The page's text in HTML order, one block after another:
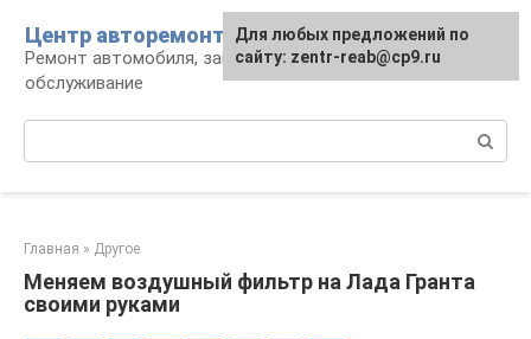
контенту
Центр авторемонта
Ремонт автомобиля, запчасти и
обслуживание
Главная » Другое
Меняем воздушный фильтр на Лада Гранта
своими руками
Для любых предложений по
сайту: zentr-reab@cp9.ru